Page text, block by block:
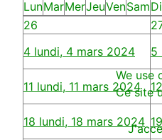
LunMarMerJeuVenSam
26
4 lundi, 4 mars 2024 5
11 lundi, 11 mars 2024 12
18 lundi, 18 mars 2024 19
We use
Ce site